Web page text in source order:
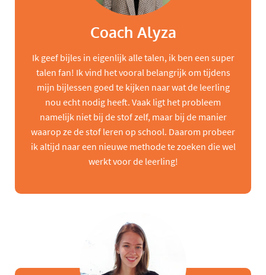
Coach Alyza
Ik geef bijles in eigenlijk alle talen, ik ben een super
talen fan! Ik vind het vooral belangrijk om tijdens
mijn bijlessen goed te kijken naar wat de leerling
nou echt nodig heeft. Vaak ligt het probleem
namelijk niet bij de stof zelf, maar bij de manier
waarop ze de stof leren op school. Daarom probeer
ik altijd naar een nieuwe methode te zoeken die wel
werkt voor de leerling!